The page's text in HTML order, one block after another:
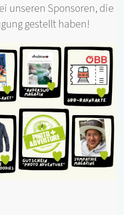
unseren Sponsoren, die
gestellt haben!